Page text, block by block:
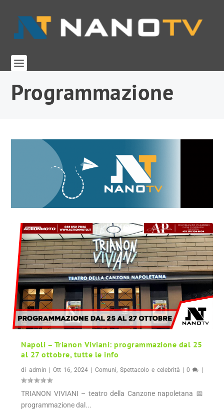
Programmazione
Napoli – Trianon Viviani: programmazione dal 25
al 27 ottobre, tutte le info
di admin Ott 16, 2024 Comuni, Spettacolo e celebrità |0
TRIANON VIVIANI – teatro della Canzone napoletana 📅
programmazione dal...